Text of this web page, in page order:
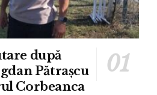
după
Pătrașcu
Corbeanca